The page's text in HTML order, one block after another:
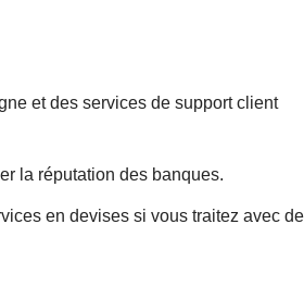
et des services de support client
la réputation des banques.
en devises si vous traitez avec